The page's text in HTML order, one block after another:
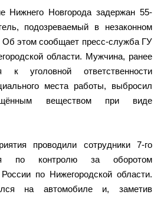
Нижнего Новгорода задержан 55-
подозреваемый в незаконном
Об этом сообщает пресс-служба ГУ
области. Мужчина, ранее
к уголовной ответственности
места работы, выбросил
веществом при виде
проводили сотрудники 7-го
по контролю за оборотом
по Нижегородской области.
на автомобиле и, заметив